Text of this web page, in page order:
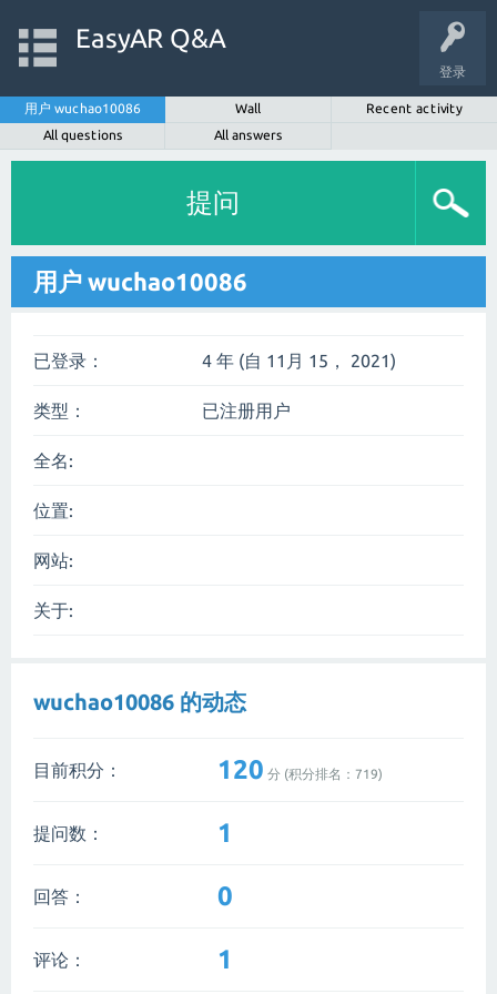
登录
EasyAR Q&A
用户 wuchao10086 Wall
Recent activity
All questions
All answers
提问
用户 wuchao10086
已登录： 4 年 (自 11月 15， 2021)
类型： 已注册用户
全名:
位置:
网站:
关于:
wuchao10086 的动态
目前积分： 120 分 (积分排名： 719)
提问数： 1
回答： 0
评论： 1